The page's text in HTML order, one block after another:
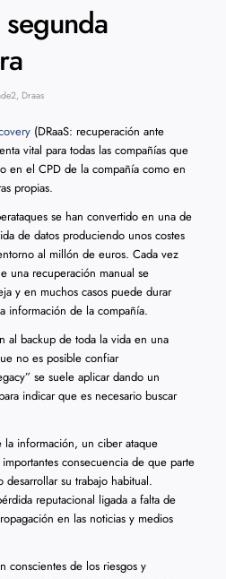
, Draas
(DRaaS: recuperación ante
vital para todas las compañías que
en el CPD de la compañía como en
propias.
se han convertido en una de
de datos produciendo unos costes
al millón de euros. Cada vez
una recuperación manual se
y en muchos casos puede durar
información de la compañía.
al backup de toda la vida en una
no es posible confiar
se suele aplicar dando un
indicar que es necesario buscar
información, un ciber ataque
consecuencia de que parte
su trabajo habitual.
reputacional ligada a falta de
en las noticias y medios
conscientes de los riesgos y